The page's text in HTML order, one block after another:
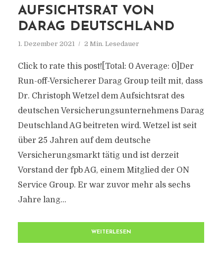
AUFSICHTSRAT VON
DARAG DEUTSCHLAND
1. Dezember 2021 2 Min. Lesedauer
Click to rate this post![Total: 0 Average: 0]Der
Run-off-Versicherer Darag Group teilt mit, dass
Dr. Christoph Wetzel dem Aufsichtsrat des
deutschen Versicherungsunternehmens Darag
Deutschland AG beitreten wird. Wetzel ist seit
über 25 Jahren auf dem deutsche
Versicherungsmarkt tätig und ist derzeit
Vorstand der fpb AG, einem Mitglied der ON
Service Group. Er war zuvor mehr als sechs
Jahre lang...
WEITERLESEN